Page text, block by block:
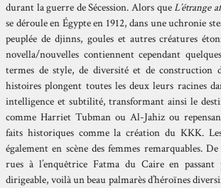
durant la guerre de Sécession. Alors queL’étrange
se déroule en Égypte en 1912, dans une uchronie
peuplée de djinns, goules et autres créatures
novella/nouvelles contiennent cependant
termes de style, de diversité et de construction
histoires plongent toutes les deux leurs racines
intelligence et subtilité, transformant ainsi le
comme Harriet Tubman ou Al-Jahiz ou
faits historiques comme la création du KKK.
également en scène des femmes remarquables.
rues à l’enquêtrice Fatma du Caire en
dirigeable, voilà un beau palmarès d’héroïnes